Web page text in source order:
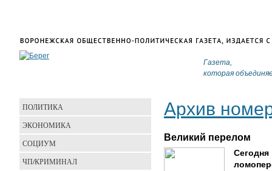
Газета,
которая
Архив
Великий перелом
Сегодня
ПОЛИТИКА
ЭКОНОМИКА
СОЦИУМ
ЧП/КРИМИНАЛ